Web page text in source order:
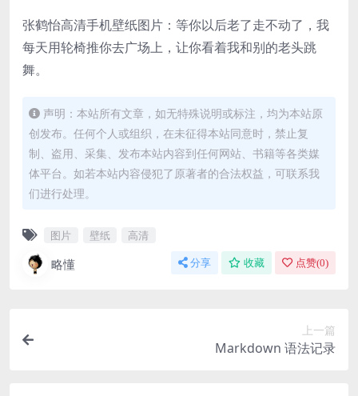
张鹤怡高清手机壁纸图片：等你以后老了走不动了，我
每天用轮椅推你去广场上，让你看着我和别的老头跳
舞。
声明：本站所有文章，如无特殊说明或标注，均为本站原
创发布。任何个人或组织，在未征得本站同意时，禁止复
制、盗用、采集、发布本站内容到任何网站、书籍等各类媒
体平台。如若本站内容侵犯了原著者的合法权益，可联系我
们进行处理。
图片 壁纸 高清
略懂 分享 收藏 点赞(0)
上一篇
Markdown 语法记录